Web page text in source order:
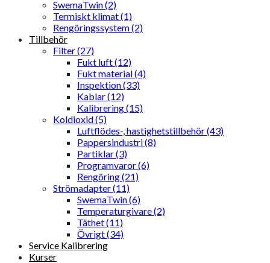
SwemaTwin (2)
Termiskt klimat (1)
Rengöringssystem (2)
Tillbehör
Filter (27)
Fukt luft (12)
Fukt material (4)
Inspektion (33)
Kablar (12)
Kalibrering (15)
Koldioxid (5)
Luftflödes-, hastighetstillbehör (43)
Pappersindustri (8)
Partiklar (3)
Programvaror (6)
Rengöring (21)
Strömadapter (11)
SwemaTwin (6)
Temperaturgivare (2)
Täthet (11)
Övrigt (34)
Service Kalibrering
Kurser